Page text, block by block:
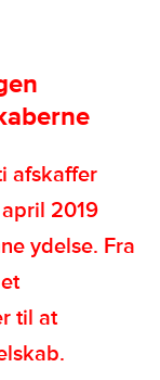
afskaffer
2019
ydelse. Fra
til at